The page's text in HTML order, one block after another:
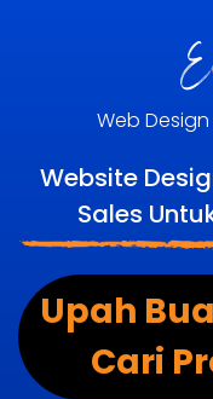
Web Design
Website
Sales
Upah
Cari